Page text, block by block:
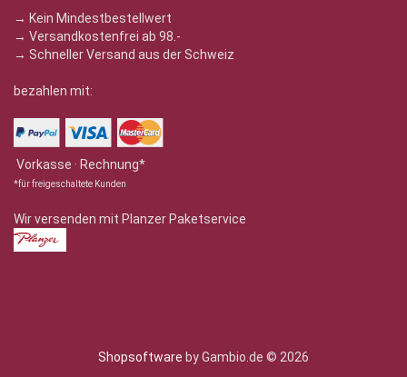
→ Kein Mindestbestellwert
→ Versandkostenfrei ab 98.-
→ Schneller Versand aus der Schweiz
bezahlen mit:
Vorkasse · Rechnung*
*für freigeschaltete Kunden
Wir versenden mit Planzer Paketservice
Shopsoftware by Gambio.de © 2026